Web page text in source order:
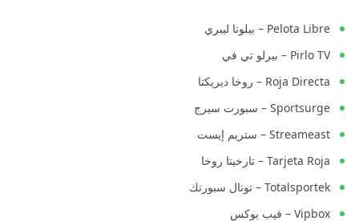
Pelota Libre – بيلوتا ليبري
Pirlo TV – بيرلو تي في
Roja Directa – روخا ديريكتا
Sportsurge – سبورت سيرج
Streameast – ستريم إيست
Tarjeta Roja – تارخيتا روخا
Totalsportek – توتال سبورتك
Vipbox – فيب بوكس